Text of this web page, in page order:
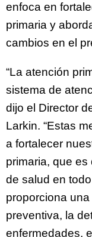
enfoca en
primaria y
cambios en el
“La atención
sistema de
dijo el Director
Larkin. “Estas
a fortalecer
primaria, que
de salud en
proporciona
preventiva, la
enfermedades,